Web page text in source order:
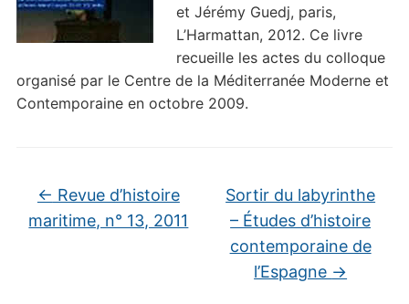
et Jérémy Guedj, paris,
L’Harmattan, 2012. Ce livre
recueille les actes du colloque
organisé par le Centre de la Méditerranée Moderne et
Contemporaine en octobre 2009.
← Revue d’histoire
maritime, n° 13, 2011
Sortir du labyrinthe
– Études d’histoire
contemporaine de
l’Espagne →